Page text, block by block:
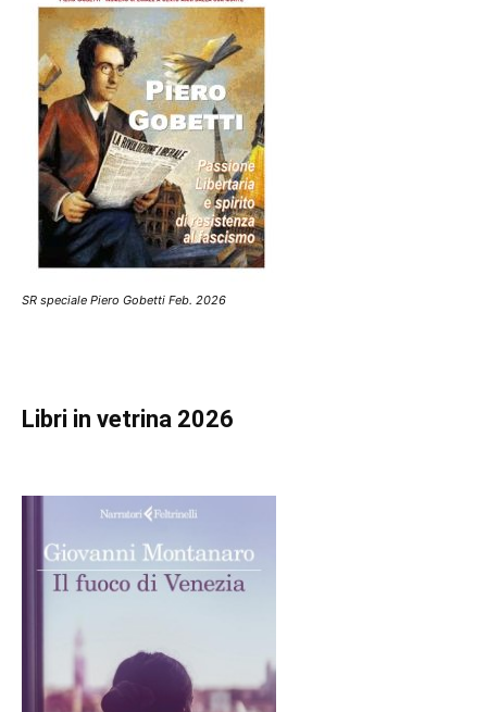
SR speciale Piero Gobetti Feb. 2026
Libri in vetrina 2026